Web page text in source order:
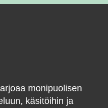
monipuolisen
käsitöihin ja